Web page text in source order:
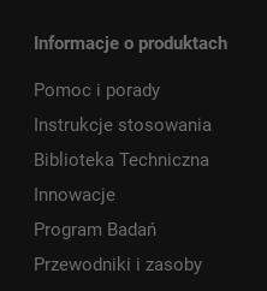
Informacje o produktach
Pomoc i porady
Instrukcje stosowania
Biblioteka Techniczna
Innowacje
Program Badań
Przewodniki i zasoby